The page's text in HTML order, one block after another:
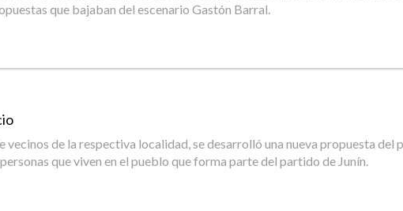
que bajaban del escenario Gastón Barral.
vecinos de la respectiva localidad, se desarrolló una nueva propuesta
que viven en el pueblo que forma parte del partido de Junín.